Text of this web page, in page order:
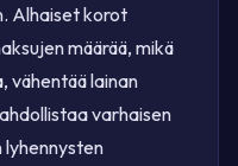
Alhaiset korot
määrää, mikä
vähentää lainan
varhaisen
lyhennysten